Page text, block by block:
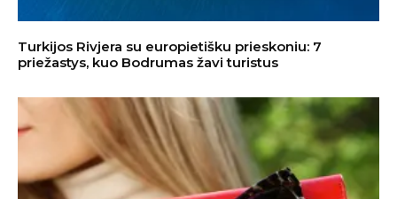
Turkijos Rivjera su europietišku prieskoniu: 7
priežastys, kuo Bodrumas žavi turistus